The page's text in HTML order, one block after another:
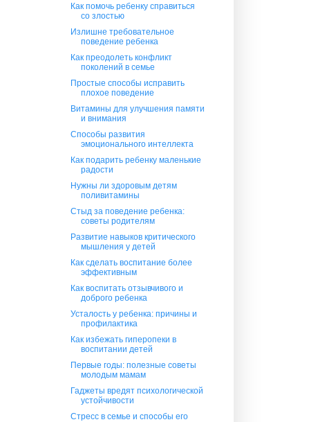
Как помочь ребенку справиться
со злостью
Излишне требовательное
поведение ребенка
Как преодолеть конфликт
поколений в семье
Простые способы исправить
плохое поведение
Витамины для улучшения памяти
и внимания
Способы развития
эмоционального интеллекта
Как подарить ребенку маленькие
радости
Нужны ли здоровым детям
поливитамины
Стыд за поведение ребенка:
советы родителям
Развитие навыков критического
мышления у детей
Как сделать воспитание более
эффективным
Как воспитать отзывчивого и
доброго ребенка
Усталость у ребенка: причины и
профилактика
Как избежать гиперопеки в
воспитании детей
Первые годы: полезные советы
молодым мамам
Гаджеты вредят психологической
устойчивости
Стресс в семье и способы его